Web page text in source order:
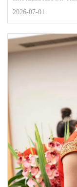
2026-07-01